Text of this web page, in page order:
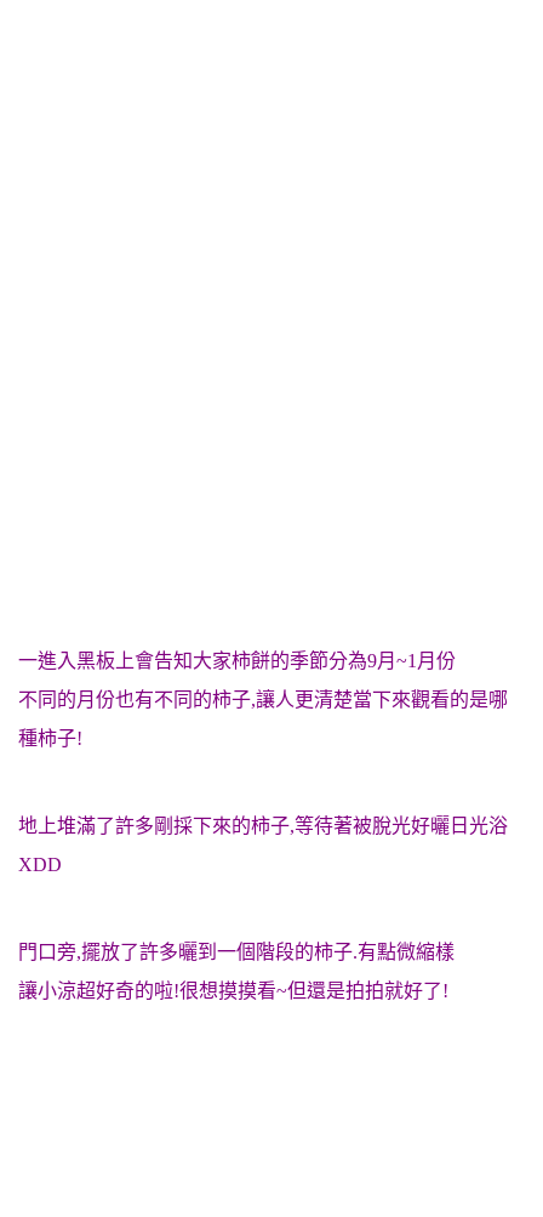
一進入黑板上會告知大家柿餅的季節分為9月~1月份
不同的月份也有不同的柿子,讓人更清楚當下來觀看的是哪
種柿子!
地上堆滿了許多剛採下來的柿子,等待著被脫光好曬日光浴
XDD
門口旁,擺放了許多曬到一個階段的柿子.有點微縮樣
讓小涼超好奇的啦!很想摸摸看~但還是拍拍就好了!